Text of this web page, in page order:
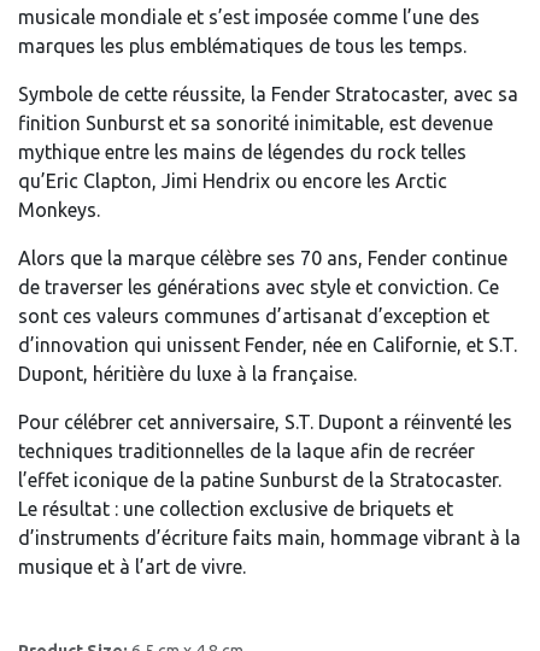
musicale mondiale et s’est imposée comme l’une des
marques les plus emblématiques de tous les temps.
Symbole de cette réussite, la Fender Stratocaster, avec sa
finition Sunburst et sa sonorité inimitable, est devenue
mythique entre les mains de légendes du rock telles
qu’Eric Clapton, Jimi Hendrix ou encore les Arctic
Monkeys.
Alors que la marque célèbre ses 70 ans, Fender continue
de traverser les générations avec style et conviction. Ce
sont ces valeurs communes d’artisanat d’exception et
d’innovation qui unissent Fender, née en Californie, et S.T.
Dupont, héritière du luxe à la française.
Pour célébrer cet anniversaire, S.T. Dupont a réinventé les
techniques traditionnelles de la laque afin de recréer
l’effet iconique de la patine Sunburst de la Stratocaster.
Le résultat : une collection exclusive de briquets et
d’instruments d’écriture faits main, hommage vibrant à la
musique et à l’art de vivre.